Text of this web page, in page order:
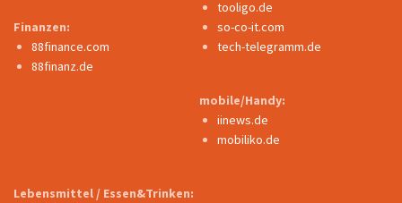
Finanzen:
88finance.com
88finanz.de
tooligo.de
so-co-it.com
tech-telegramm.de
mobile/Handy:
iinews.de
mobiliko.de
Lebensmittel / Essen&Trinken: